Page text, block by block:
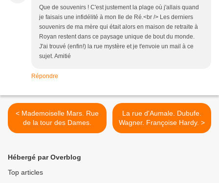
Que de souvenirs ! C'est justement la plage où j'allais quand
je faisais une infidélité à mon Ile de Ré.<br /> Les derniers
souvenirs de ma mère qui était alors en maison de retraite à
Royan restent dans ce paysage unique de bout du monde.
J'ai trouvé (enfin!) la rue mystère et je t'envoie un mail à ce
sujet. Amitié
Répondre
< Mademoiselle Mars. Rue
de la tour des Dames.
La rue d'Aumale. Dubufe.
Wagner. Françoise Hardy. >
Hébergé par Overblog
Top articles